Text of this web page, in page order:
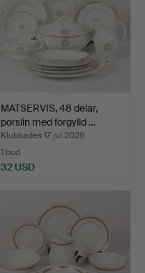
MATSERVIS, 48 delar,
porslin med förgylld …
Klubbades 17 jul 2026
1 bud
32 USD